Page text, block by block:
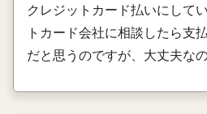
クレジットカード払いにして
トカード会社に相談したら支
だと思うのですが、大丈夫な